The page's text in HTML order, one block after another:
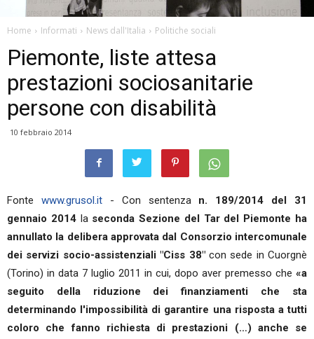
Home Informati News dall'Italia Politiche sociali
Piemonte, liste attesa
prestazioni sociosanitarie
persone con disabilità
10 febbraio 2014
Fonte www.grusol.it- Con sentenza n. 189/2014 del 31
gennaio 2014laseconda Sezione del Tar del Piemonte ha
annullato la delibera approvata dal Consorzio intercomunale
dei servizi socio-assistenziali "Ciss 38"con sede in Cuorgnè
(Torino) in data 7 luglio 2011 in cui, dopo aver premesso che «a
seguito della riduzione dei finanziamenti che sta
determinando l'impossibilità di garantire una risposta a tutti
coloro che fanno richiesta di prestazioni (…) anche se